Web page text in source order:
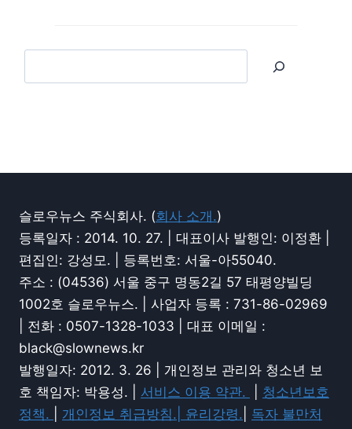
슬로우뉴스 주식회사. (회사 소개.)
등록일자 : 2014. 10. 27. | 대표이사 발행인: 이정환 |
편집인: 강성모. | 등록번호: 서울-아55040.
주소 : (04536) 서울 중구 명동2길 57 태평양빌딩
1002호 슬로우뉴스. | 사업자 등록 : 731-86-02969
| 전화 : 0507-1328-1033 | 대표 이메일 :
black@slownews.kr
발행일자: 2012. 3. 26 | 개인정보 관리와 청소년 보
호 책임자: 박용성. | 서비스 이용 약관.
청소년보호
정책.
개인정보 취급방침.| 윤리강령.
독자 불만처